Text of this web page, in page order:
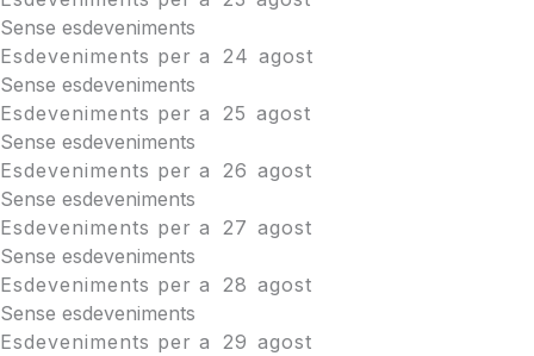
Sense esdeveniments
Esdeveniments per a
24 agost
Sense esdeveniments
Esdeveniments per a
25 agost
Sense esdeveniments
Esdeveniments per a
26 agost
Sense esdeveniments
Esdeveniments per a
27 agost
Sense esdeveniments
Esdeveniments per a
28 agost
Sense esdeveniments
Esdeveniments per a
29 agost